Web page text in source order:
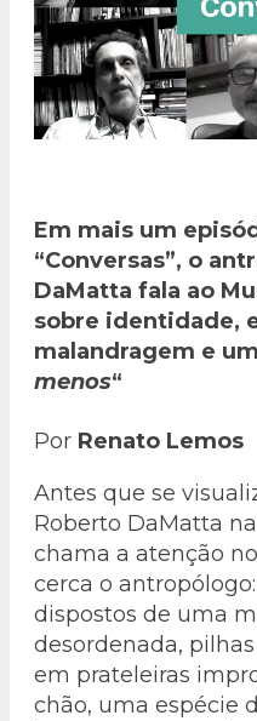
Em mais um
“Conversas”, o
DaMatta fala ao
sobre identidade,
malandragem e
menos“
Por Renato Lemos
Antes que se
Roberto DaMatta
chama a atenção
cerca o
dispostos de uma
desordenada,
em prateleiras
chão, uma espécie